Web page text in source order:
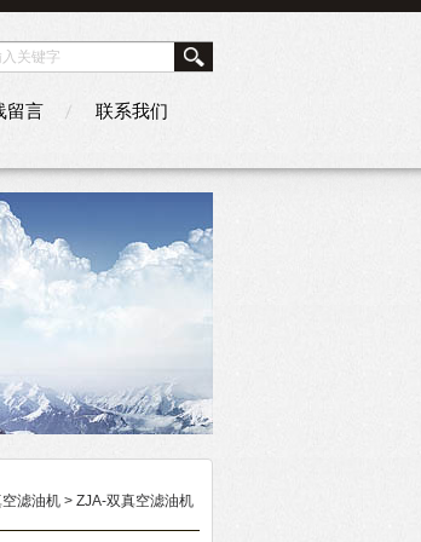
留言 联系我们
滤油机 > ZJA-双真空滤油机